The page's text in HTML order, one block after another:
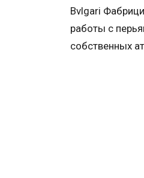
Bvlgari
работы с
собственных